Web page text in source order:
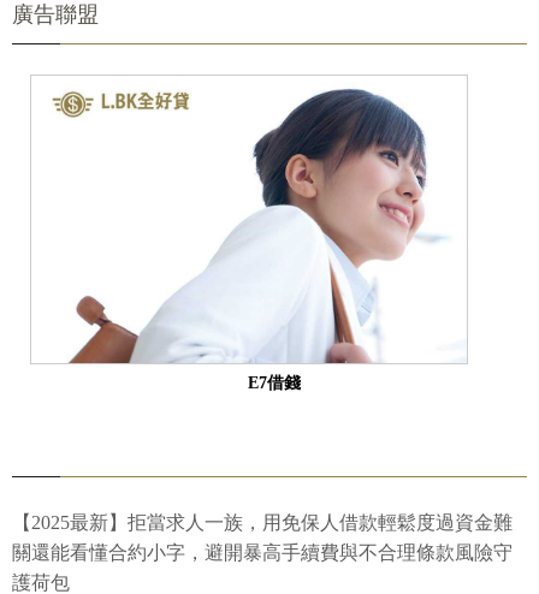
廣告聯盟
E7借錢
【2025最新】拒當求人一族，用免保人借款輕鬆度過資金難
關還能看懂合約小字，避開暴高手續費與不合理條款風險守
護荷包